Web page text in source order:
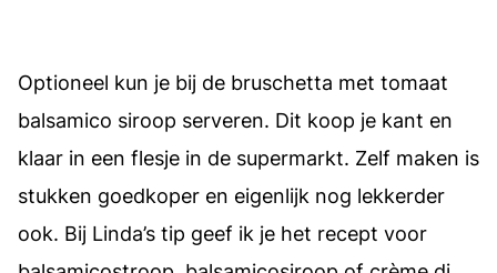
Optioneel kun je bij de bruschetta met tomaat
balsamico siroop serveren. Dit koop je kant en
klaar in een flesje in de supermarkt. Zelf maken is
stukken goedkoper en eigenlijk nog lekkerder
ook. Bij Linda’s tip geef ik je het recept voor